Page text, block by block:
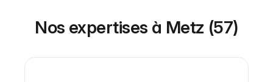
Nos expertises à Metz (57)